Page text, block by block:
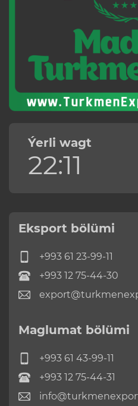
Ýerli wagt
22:11
Eksport bölümi
+993 61 23-99-11
+993 12 75-44-30
Maglumat bölümi
+993 61 43-99-11
+993 12 75-44-31